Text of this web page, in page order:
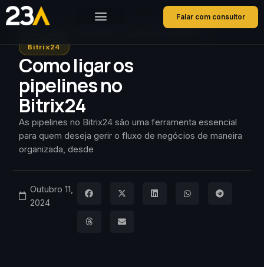
Falar com consultor
Bitrix24
Como ligar os
pipelines no
Bitrix24
As pipelines no Bitrix24 são uma ferramenta essencial
para quem deseja gerir o fluxo de negócios de maneira
organizada, desde
Outubro 11,
2024